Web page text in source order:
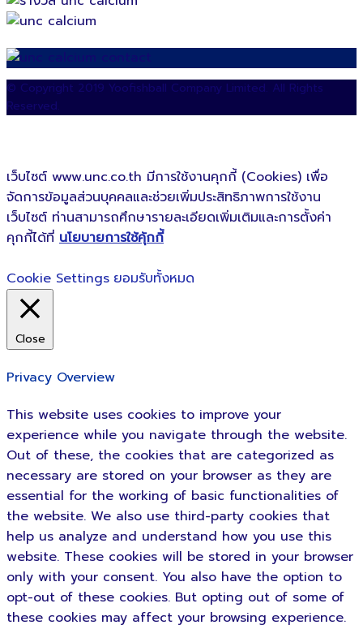
© Copyright 2019 Yoofishball Company Limited. All Rights
Reserved.
เว็บไซต์ www.unc.co.th มีการใช้งานคุกกี้ (Cookies) เพื่อ
จัดการข้อมูลส่วนบุคคลและช่วยเพิ่มประสิทธิภาพการใช้งาน
เว็บไซต์ ท่านสามารถศึกษารายละเอียดเพิ่มเติมและการตั้งค่า
คุกกี้ได้ที่ นโยบายการใช้คุ้กกี้
Cookie Settings ยอมรับทั้งหมด
Close
Privacy Overview
This website uses cookies to improve your
experience while you navigate through the website.
Out of these, the cookies that are categorized as
necessary are stored on your browser as they are
essential for the working of basic functionalities of
the website. We also use third-party cookies that
help us analyze and understand how you use this
website. These cookies will be stored in your browser
only with your consent. You also have the option to
opt-out of these cookies. But opting out of some of
these cookies may affect your browsing experience.